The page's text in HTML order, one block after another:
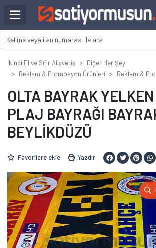
İkinci El ve Sıfır Alışveriş
Diğer Her Şey
Reklam & Promosyon Ürünleri
Reklam &
OLTA BAYRAK
PLAJ BAYRAĞI
BEYLİKDÜZÜ
Favorilere ekle Yazdır